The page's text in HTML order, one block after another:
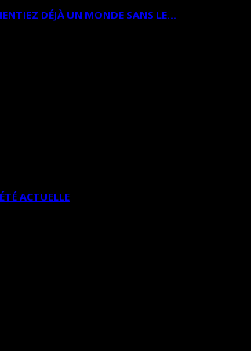
DÉJÀ UN MONDE SANS LE…
ACTUELLE